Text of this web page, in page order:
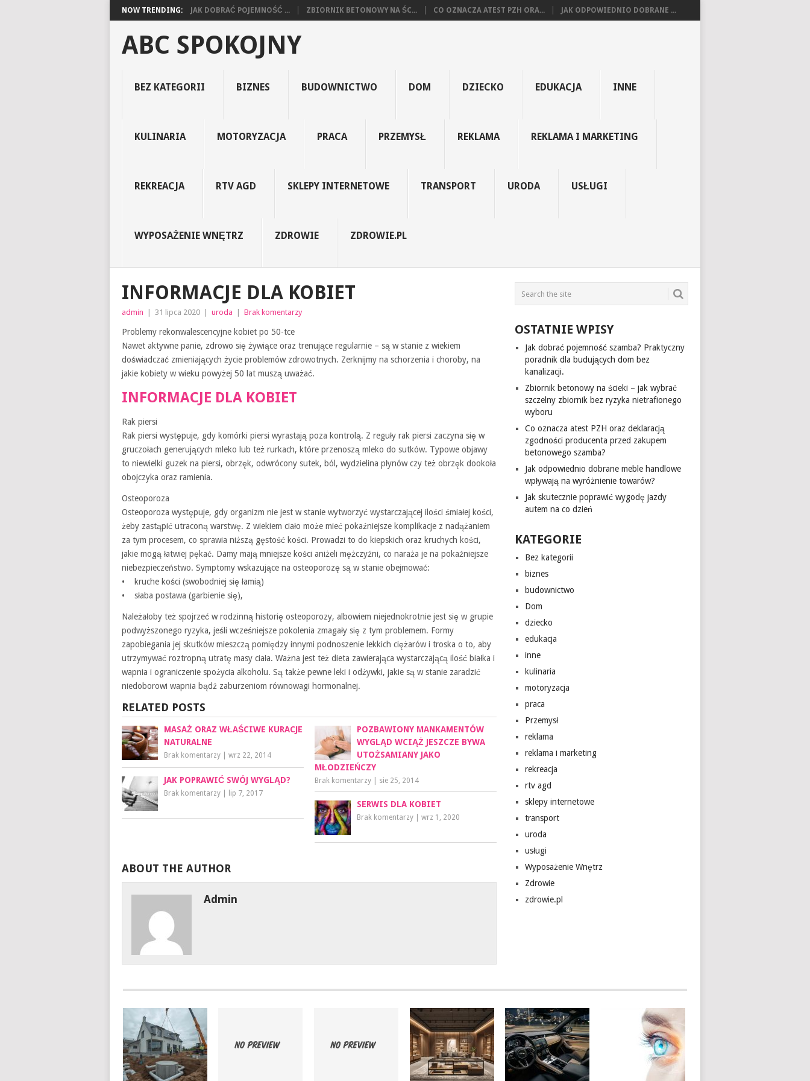
NOW TRENDING: JAK DOBRAĆ POJEMNOŚĆ ... ZBIORNIK BETONOWY NA ŚC... CO OZNACZA ATEST PZH ORA... JAK ODPOWIEDNIO DOBRANE ...
ABC SPOKOJNY
BEZ KATEGORII BIZNES BUDOWNICTWO DOM DZIECKO EDUKACJA INNE
KULINARIA MOTORYZACJA PRACA PRZEMYSŁ REKLAMA REKLAMA I MARKETING
REKREACJA RTV AGD SKLEPY INTERNETOWE TRANSPORT URODA USŁUGI
WYPOSAŻENIE WNĘTRZ ZDROWIE ZDROWIE.PL
INFORMACJE DLA KOBIET
admin 31 lipca 2020 uroda Brak komentarzy
Problemy rekonwalescencyjne kobiet po 50-tce
Nawet aktywne panie, zdrowo się żywiące oraz trenujące regularnie – są w stanie z wiekiem
doświadczać zmieniających życie problemów zdrowotnych. Zerknijmy na schorzenia i choroby, na
jakie kobiety w wieku powyżej 50 lat muszą uważać.
INFORMACJE DLA KOBIET
Rak piersi
Rak piersi występuje, gdy komórki piersi wyrastają poza kontrolą. Z reguły rak piersi zaczyna się w
gruczołach generujących mleko lub też rurkach, które przenoszą mleko do sutków. Typowe objawy
to niewielki guzek na piersi, obrzęk, odwrócony sutek, ból, wydzielina płynów czy też obrzęk dookoła
obojczyka oraz ramienia.
Osteoporoza
Osteoporoza występuje, gdy organizm nie jest w stanie wytworzyć wystarczającej ilości śmiałej kości,
żeby zastąpić utraconą warstwę. Z wiekiem ciało może mieć pokaźniejsze komplikacje z nadążaniem
za tym procesem, co sprawia niższą gęstość kości. Prowadzi to do kiepskich oraz kruchych kości,
jakie mogą łatwiej pękać. Damy mają mniejsze kości aniżeli mężczyźni, co naraża je na pokaźniejsze
niebezpieczeństwo. Symptomy wskazujące na osteoporozę są w stanie obejmować:
• kruche kości (swobodniej się łamią)
• słaba postawa (garbienie się),
Należałoby też spojrzeć w rodzinną historię osteoporozy, albowiem niejednokrotnie jest się w grupie
podwyższonego ryzyka, jeśli wcześniejsze pokolenia zmagały się z tym problemem. Formy
zapobiegania jej skutków mieszczą pomiędzy innymi podnoszenie lekkich ciężarów i troska o to, aby
utrzymywać roztropną utratę masy ciała. Ważna jest też dieta zawierająca wystarczającą ilość białka i
wapnia i ograniczenie spożycia alkoholu. Są także pewne leki i odżywki, jakie są w stanie zaradzić
niedoborowi wapnia bądź zaburzeniom równowagi hormonalnej.
RELATED POSTS
MASAŻ ORAZ WŁAŚCIWE KURACJE
NATURALNE
Brak komentarzy wrz 22, 2014
POZBAWIONY MANKAMENTÓW
WYGLĄD WCIĄŻ JESZCZE BYWA
UTOŻSAMIANY JAKO
MŁODZIEŃCZY
Brak komentarzy sie 25, 2014
JAK POPRAWIĆ SWÓJ WYGLĄD?
Brak komentarzy lip 7, 2017
SERWIS DLA KOBIET
Brak komentarzy |wrz 1, 2020
ABOUT THE AUTHOR
Admin
OSTATNIE WPISY
Jak dobrać pojemność szamba? Praktyczny
poradnik dla budujących dom bez
kanalizacji.
Zbiornik betonowy na ścieki – jak wybrać
szczelny zbiornik bez ryzyka nietrafionego
wyboru
Co oznacza atest PZH oraz deklaracją
zgodności producenta przed zakupem
betonowego szamba?
Jak odpowiednio dobrane meble handlowe
wpływają na wyróżnienie towarów?
Jak skutecznie poprawić wygodę jazdy
autem na co dzień
KATEGORIE
Bez kategorii
biznes
budownictwo
Dom
dziecko
edukacja
inne
kulinaria
motoryzacja
praca
Przemysł
reklama
reklama i marketing
rekreacja
rtv agd
sklepy internetowe
transport
uroda
usługi
Wyposażenie Wnętrz
Zdrowie
zdrowie.pl